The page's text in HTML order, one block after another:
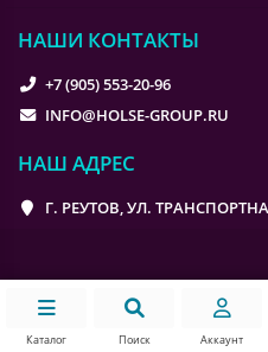
НАШИ КОНТАКТЫ
+7 (905) 553-20-96
INFO@HOLSE-GROUP.RU
НАШ АДРЕС
Г. РЕУТОВ, УЛ.
Каталог Поиск Аккаунт